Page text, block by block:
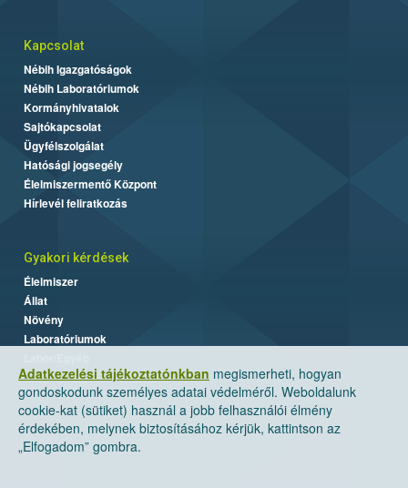
Adatkezelési tájékoztatónkban megismerheti, hogyan
gondoskodunk személyes adatai védelméről. Weboldalunk
cookie-kat (sütiket) használ a jobb felhasználói élmény
érdekében, melynek biztosításához kérjük, kattintson az
„Elfogadom” gombra.
Kapcsolat
Nébih Igazgatóságok
Nébih Laboratóriumok
Kormányhivatalok
Sajtókapcsolat
Ügyfélszolgálat
Hatósági jogsegély
Élelmiszermentő Központ
Hírlevél feliratkozás
Gyakori kérdések
Élelmiszer
Állat
Növény
Laboratóriumok